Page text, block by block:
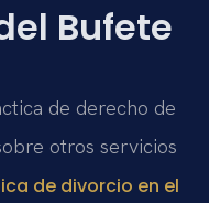
Bufete
de derecho de
otros servicios
de divorcio en el